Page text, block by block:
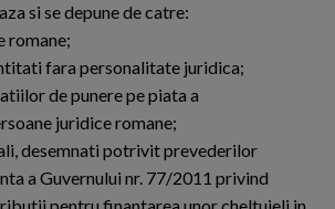
si se depune de catre:
romane;
fara personalitate juridica;
de punere pe piata a
juridice romane;
desemnati potrivit prevederilor
a Guvernului nr. 77/2011 privind